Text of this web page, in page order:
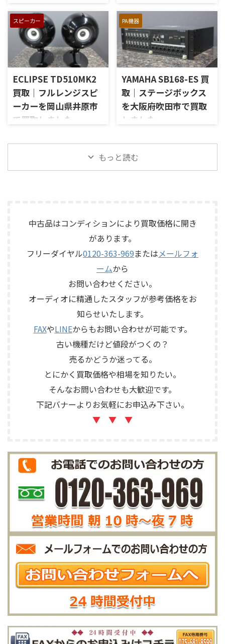
外観コンディション、リモコン
など付属品の有無を確認しな
がら査定いたしました。 買取
商品：McIntosh C712 メーカ
ー：McIntosh / マッキントッ
シュ 型番： ...
ージャーにLE15Aウーファー、
PR15パッシブラジエーター、
LE85ドライバー、HL91ホー
ン、LX5ネットワークなどを組
み合わせたヴィンテージJBLの
スピーカーシステムです。査定
では、左右ペアの音 ...
た
長野県駒ケ根市で、遺品整理に
伴いKORGのテープエコー
「SE-500 Stage Echo」を出張
買取させていただきました。
今回のお品物は、前オーナー
様が大切に保管されていたヴ
ィンテージのテープエコーで、
ご家族様より「価値があるも
のか分からないので、処分する
前に見てほしい」とご相談い
500は、テープを使用したアナ
ログエコーならではの揺らぎ
や質感を楽しめる機材です。査
定では、通電状態、音出し、
しました
東京都港区で、Mark Levinson
のコントロールアンプ
「No.26L / PLS-226L」を出張
買取させていただきました。
今回のお品物は、アンプ部
No.26Lと外部電源部PLS-226L
で構成されるセパレートタイ
プのプリアンプで、左右チャン
ネルの音出し状態、入力切
替、ボリューム、バランス、
ォノカードやバランス入力カ
ードの有無、電源部の状態、
接続ケーブル、外観コンディシ
ョン、取扱説明書など付属品の
スピーカー
ECLIPSE TD510MK2
買取｜フルレンジスピ
ーカーを岡山県井原市
で買取しました
ルレンジスピーカー
「TD510MK2」を出張買取させ
態、ユニットの状態、エッグ
シェル型エンクロージャー、角
度調整機構、スピーカー端
子、外観コンディション、保護
ネットやキャップなど付属品
の有無を確認しながら査定い
たしました。 買取商品：
ECLIPSE / イクリプス 型番：
TD510MK2 カテゴリ ...
PA機器
YAMAHA SB168-ES 買
取｜ステージボックス
を大阪府吹田市で買取
しました
テージボックス「SB168-ES」
を出張買取させていただきま
IN/OUT、NETWORK端子、ヘッ
ドアンプリモート、ファンタム
電源、外観コンディション、電
源コードや取扱説明書など付
属品の有無を確認しながら査
定いたしました。 買取商品：
YAMAHA SB168-ES メーカー：
SB168-ES カ ...
もっと読む
中古品はコンディションにより買取価格に開き
があります。
フリーダイヤル0120-363-969またはメールフォ
ームから
お問い合わせください。
オーディオに精通したスタッフが参考価格をお
知らせいたします。
FAXやLINEからもお問い合わせが可能です。
古い機種だけど値段がつくの？
売るかどうか迷ってる。
とにかく買取価格や相場を知りたい。
そんなお問い合わせも大歓迎です。
下記バナーよりお気軽にお申込み下さい。
▼ ▼ ▼